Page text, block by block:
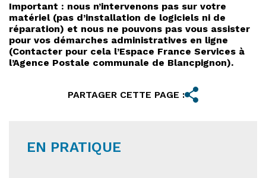
Important : nous n’intervenons pas sur votre
matériel (pas d’installation de logiciels ni de
réparation) et nous ne pouvons pas vous assister
pour vos démarches administratives en ligne
(Contacter pour cela l’Espace France Services à
l’Agence Postale communale de Blancpignon).
PARTAGER CETTE PAGE :
EN PRATIQUE